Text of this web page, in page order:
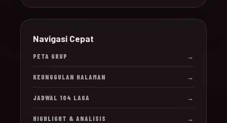
Navigasi Cepat
PETA GRUP →
KEUNGGULAN HALAMAN →
JADWAL 104 LAGA →
HIGHLIGHT & ANALISIS →